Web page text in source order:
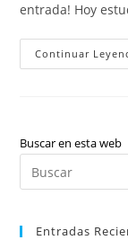
entrada! Hoy
Continuar
Buscar en esta web
Entradas